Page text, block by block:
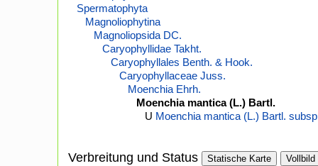
Spermatophyta
Magnoliophytina
Magnoliopsida DC.
Caryophyllidae Takht.
Caryophyllales Benth. & Hook.
Caryophyllaceae Juss.
Moenchia Ehrh.
Moenchia mantica (L.) Bartl.
U Moenchia mantica (L.) Bartl.
Verbreitung und Status Statische Karte Vollbild